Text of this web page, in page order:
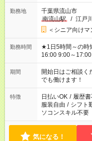
勤務地
千葉県流山市
南流山駅
/ 江戸
＜シニア向けマ
勤務時間
★1日5時間～の時短シフトOK ★スター
16:00 9:00～17:00
場合、他のお仕事
ん ※法令に基づき
となります ※労働
短時間・短期間の
期間
開始日はご相談
でも働けます！
特徴 日払いOK / 履歴
服装自由 / シフト
ソコンスキル不要
気になる！